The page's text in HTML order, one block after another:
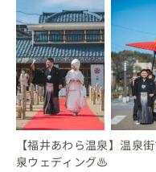
【福井あわら温泉】温泉
泉ウェディング♨